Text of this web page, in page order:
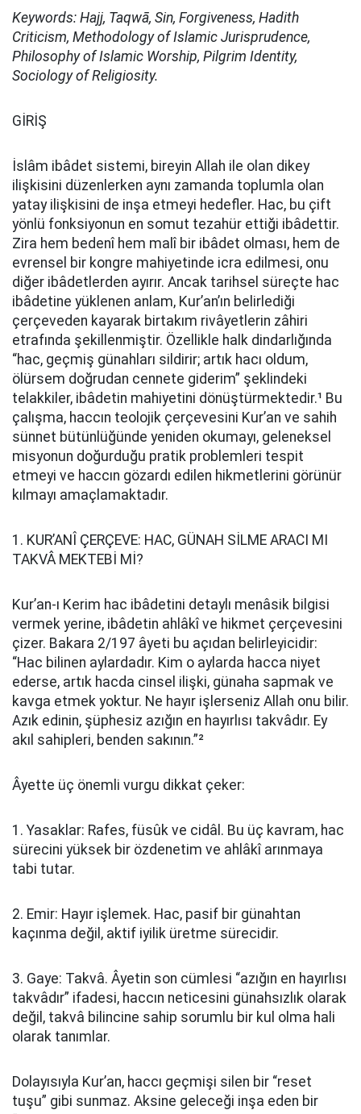
Keywords: Hajj, Taqwā, Sin, Forgiveness, Hadith
Criticism, Methodology of Islamic Jurisprudence,
Philosophy of Islamic Worship, Pilgrim Identity,
Sociology of Religiosity.
GİRİŞ
İslâm ibâdet sistemi, bireyin Allah ile olan dikey
ilişkisini düzenlerken aynı zamanda toplumla olan
yatay ilişkisini de inşa etmeyi hedefler. Hac, bu çift
yönlü fonksiyonun en somut tezahür ettiği ibâdettir.
Zira hem bedenî hem malî bir ibâdet olması, hem de
evrensel bir kongre mahiyetinde icra edilmesi, onu
diğer ibâdetlerden ayırır. Ancak tarihsel süreçte hac
ibâdetine yüklenen anlam, Kur’an’ın belirlediği
çerçeveden kayarak birtakım rivâyetlerin zâhiri
etrafında şekillenmiştir. Özellikle halk dindarlığında
“hac, geçmiş günahları sildirir; artık hacı oldum,
ölürsem doğrudan cennete giderim” şeklindeki
telakkiler, ibâdetin mahiyetini dönüştürmektedir.¹ Bu
çalışma, haccın teolojik çerçevesini Kur’an ve sahih
sünnet bütünlüğünde yeniden okumayı, geleneksel
misyonun doğurduğu pratik problemleri tespit
etmeyi ve haccın gözardı edilen hikmetlerini görünür
kılmayı amaçlamaktadır.
1. KUR’ANÎ ÇERÇEVE: HAC, GÜNAH SİLME ARACI MI
TAKVÂ MEKTEBİ Mİ?
Kur’an-ı Kerim hac ibâdetini detaylı menâsik bilgisi
vermek yerine, ibâdetin ahlâkî ve hikmet çerçevesini
çizer. Bakara 2/197 âyeti bu açıdan belirleyicidir:
“Hac bilinen aylardadır. Kim o aylarda hacca niyet
ederse, artık hacda cinsel ilişki, günaha sapmak ve
kavga etmek yoktur. Ne hayır işlerseniz Allah onu bilir.
Azık edinin, şüphesiz azığın en hayırlısı takvâdır. Ey
akıl sahipleri, benden sakının.”²
Âyette üç önemli vurgu dikkat çeker:
1. Yasaklar: Rafes, füsûk ve cidâl. Bu üç kavram, hac
sürecini yüksek bir özdenetim ve ahlâkî arınmaya
tabi tutar.
2. Emir: Hayır işlemek. Hac, pasif bir günahtan
kaçınma değil, aktif iyilik üretme sürecidir.
3. Gaye: Takvâ. Âyetin son cümlesi “azığın en hayırlısı
takvâdır” ifadesi, haccın neticesini günahsızlık olarak
değil, takvâ bilincine sahip sorumlu bir kul olma hali
olarak tanımlar.
Dolayısıyla Kur’an, haccı geçmişi silen bir “reset
tuşu” gibi sunmaz. Aksine geleceği inşa eden bir